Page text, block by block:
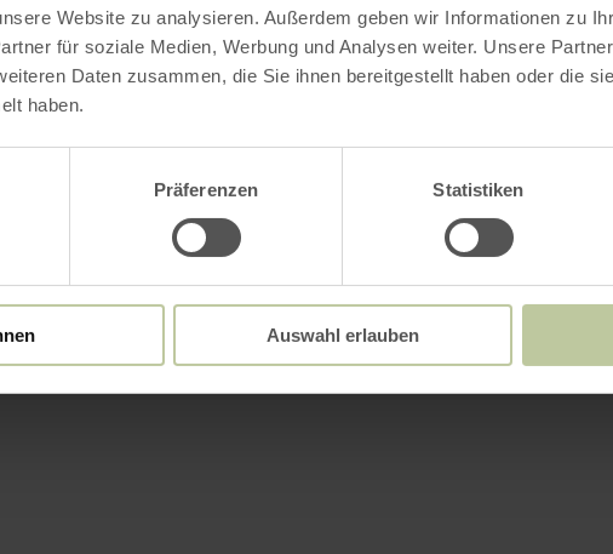
Website zu analysieren. Außerdem geben wir Informationen zu
für soziale Medien, Werbung und Analysen weiter. Unsere
Daten zusammen, die Sie ihnen bereitgestellt haben oder die
haben.
Präferenzen Statistiken
Auswahl erlauben